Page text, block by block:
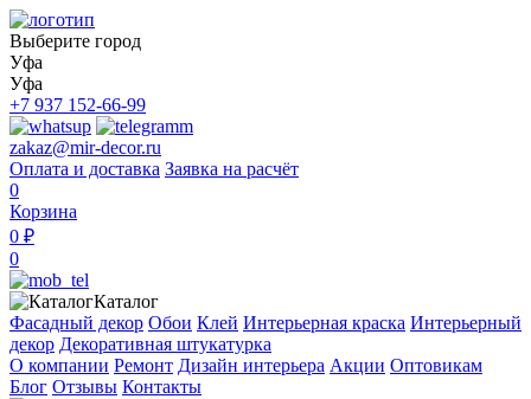
Выберите город
Уфа
Уфа
+7 937 152-66-99
zakaz@mir-decor.ru
Оплата и доставка Заявка на расчёт
0
Корзина
0 ₽
0
Каталог
Фасадный декор Обои Клей Интерьерная краска Интерьерный
декор Декоративная штукатурка
О компании Ремонт Дизайн интерьера Акции Оптовикам
Блог Отзывы Контакты